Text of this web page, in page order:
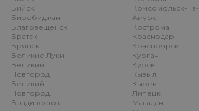
Бийск.
Биробиджан
Благовещенск
Братск
Брянск
Великие Луки
Великий
Новгород
Великий
Новгород.
Владивосток
Комсомольск-на-
Амуре
Кострома
Краснодар.
Красноярск
Курган
Курск
Кызыл
Кырен
Липецк
Магадан